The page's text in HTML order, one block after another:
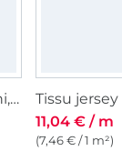
Tissu jersey de coton uni, lilas foncé
11,04 € / m
(7,46 € / 1 m²)